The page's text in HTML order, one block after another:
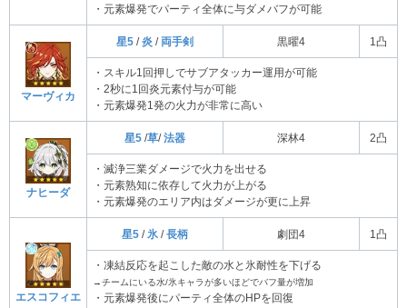
・元素爆発でパーティ全体に与ダメバフが可能
マーヴィカ
星5 /炎 / 両手剣 黒曜4 1凸
・スキル1回押しでサブアタッカー運用が可能
・2秒に1回炎元素付与が可能
・元素爆発1発の火力が非常に高い
ナヒーダ
星5 /草/法器 深林4 2凸
・滅浄三業ダメージで火力を出せる
・元素熟知に依存して火力が上がる
・元素爆発のエリア内はダメージが更に上昇
エスコフィエ
星5 / 氷 /長柄 劇団4 1凸
・凍結反応を起こした敵の水と氷耐性を下げる
→チームにいる水/氷キャラが多いほどでバフ量が増加
・元素爆発後にパーティ全体のHPを回復